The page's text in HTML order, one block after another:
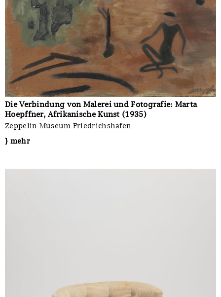
Die Verbindung von Malerei und Fotografie: Marta
Hoepffner, Afrikanische Kunst (1935)
Zeppelin Museum Friedrichshafen
} mehr